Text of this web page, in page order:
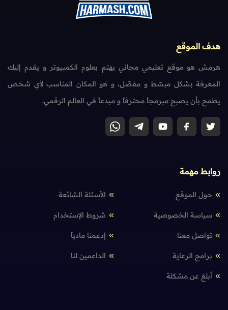
هدف الموقع
هرمش هو موقع تعليمي مجاني يهتم بعلوم الكمبيوتر و يقدم إليك
المعرفة بشكل مبسّط و مفصّل، و هو المكان المناسب لأي شخص
يطمح بأن يصبح مبرمجاً محترفاً و مبدعاً في العالم الرقمي.
روابط مهمة
حول الموقع الأسئلة الشائعة
سياسة الخصوصية شروط الإستخدام
تواصل معنا إدعمنا مادياً
برامج الرعاية الداعمين لنا
أبلغ عن مشكلة